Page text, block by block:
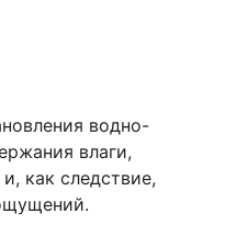
водно-
влаги,
как следствие,